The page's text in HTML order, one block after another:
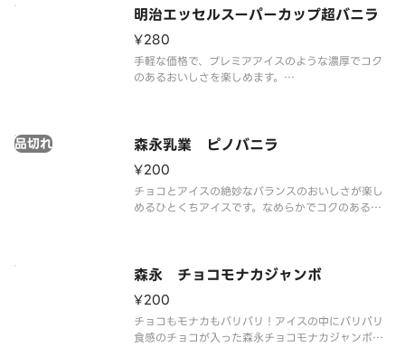
※品質に配慮して配送いたしますが、商品性質上溶
明治エッセルスーパーカップ超バニラ
¥280
手軽な価格で、プレミアアイスのような濃厚でコク
のあるおいしさを楽しめます。
森永乳業 ピノバニラ
品切れ
¥200
チョコとアイスの絶妙なバランスのおいしさが楽し
めるひとくちアイスです。なめらかでコクのあるバ
解の可能性もございます。ご了承の上ご注文くださ
森永 チョコモナカジャンボ
¥200
チョコもモナカもパリパリ！アイスの中にパリパリ
食感のチョコが入った森永チョコモナカジャンボ。